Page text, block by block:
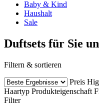
Baby & Kind
Haushalt
Sale
Duftsets für Sie
Filtern & sortieren
Preis
Haartyp Produkteigenschaft
Filter